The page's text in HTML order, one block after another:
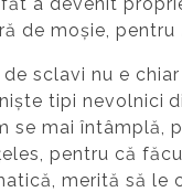
de moșie, pentru
sclavi nu e
tipi nevolnici
se mai întâmplă,
pentru că
merită să le